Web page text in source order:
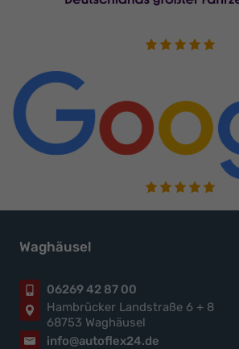
Waghäusel
06269 42 87 00
Hambrücker Landstraße 6 + 8
68753 Waghäusel
info@autoflex24.de